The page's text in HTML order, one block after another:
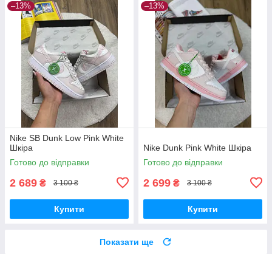
–13%
Nike SB Dunk Low Pink White
Шкіра
Готово до відправки
2 689 ₴ 3 100 ₴
Купити
–13%
Nike Dunk Pink White Шкіра
Готово до відправки
2 699 ₴ 3 100 ₴
Купити
Показати ще